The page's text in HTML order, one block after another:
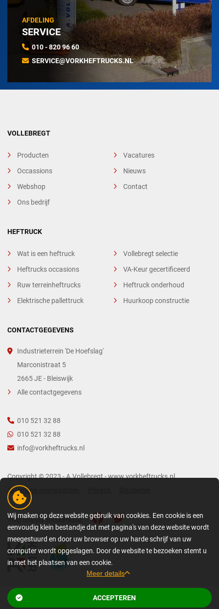
AFDELING
SERVICE
010 - 820 96 60
SERVICE@VORKHEFTRUCKS.NL
VOLLEBREGT
Producten
Occassions
Webshop
Ons bedrijf
Vacatures
Nieuws
Contact
HEFTRUCK
Wat is een heftruck
Heftrucks occasions
Ruw terreinheftrucks
Elektrische pallettruck
Vollebregt selectie
VA-Keur gecertificeerd
Heftruck onderhoud
Huurkoop constructie
CONTACTGEGEVENS
Industrieterrein 'De Hoefslag'
Marconistraat 5
2665 JE - Bleiswijk
Alle contactgegevens
010 521 32 88
010 521 32 88
info@vorkheftrucks.nl
Copyright © 2023 - A.Vollebregt - www.vorkheftrucks.nl
Algemene voorwaarden
Volg ons via socialmedia:
Bekijk gerelateerde pagina’s
Wij maken op deze website gebruik van cookies. Een cookie is een
eenvoudig klein bestandje dat met pagina's van deze website wordt
meegestuurd en door uw browser op uw harde schrijf van uw
computer wordt opgeslagen. Door de website te bezoeken stemt u
in met het plaatsen van een cookie.
Meer details
Een cookie is een eenvoudig klein bestandje dat met pagina's van deze
ACCEPTEREN